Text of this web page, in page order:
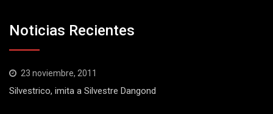
Noticias Recientes
23 noviembre, 2011
Silvestrico, imita a Silvestre Dangond